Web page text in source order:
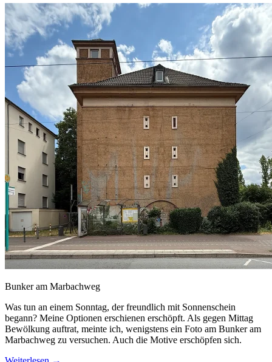
Bunker am Marbachweg
Was tun an einem Sonntag, der freundlich mit Sonnenschein
begann? Meine Optionen erschienen erschöpft. Als gegen Mittag
Bewölkung auftrat, meinte ich, wenigstens ein Foto am Bunker am
Marbachweg zu versuchen. Auch die Motive erschöpfen sich.